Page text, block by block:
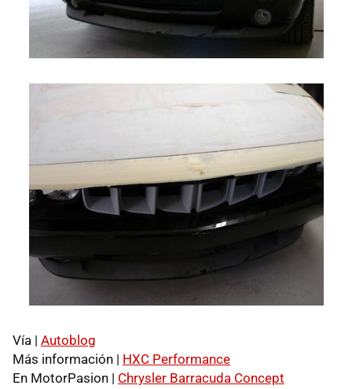
Vía | Autoblog
Más información | HXC Performance
En MotorPasion | Chrysler Barracuda Concept